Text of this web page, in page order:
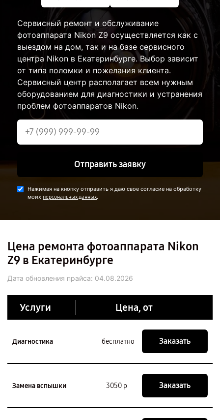
Сервисный ремонт и обслуживание
фотоаппарата Nikon Z9 осуществляется как с
выездом на дом, так и на базе сервисного
центра Nikon в Екатеринбурге. Выбор зависит
от типа поломки и пожелания клиента.
Сервисный центр располагает всем нужным
оборудованием для диагностики и устранения
проблем фотоаппаратов Nikon.
Отправить заявку
Нажимая на кнопку отправить я даю свое согласие на обработку
моих персональных данных.
Цена ремонта фотоаппарата Nikon
Z9 в Екатеринбурге
Дата обновления прайса: 04.08.2026
Услуги Цена, от
Диагностика бесплатно Заказать
Замена вспышки 3050 р Заказать